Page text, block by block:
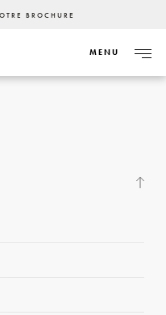
BROCHURE
MENU